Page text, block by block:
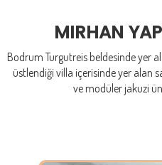
MIRHAN
Bodrum Turgutreis beldesinde yer
üstlendiği villa içerisinde yer alan
ve modüler jakuzi